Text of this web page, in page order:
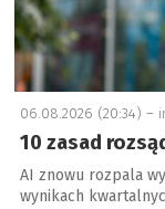
06.08.2026 (20:34) –
10 zasad
AI znowu rozpala
wynikach